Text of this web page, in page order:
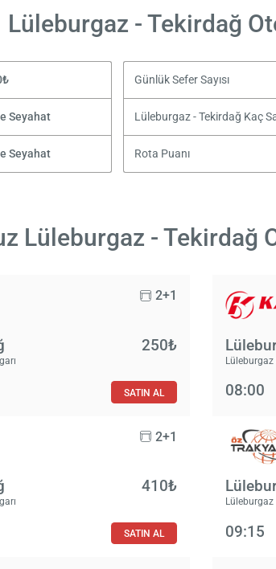
Lüleburgaz - Tekirdağ
Günlük Sefer Sayısı
Seyahat Lüleburgaz - Tekirdağ Kaç
Seyahat Rota Puanı
Lüleburgaz - Tekirdağ
2+1
250₺
SATIN AL
Lüleburgaz
08:00
2+1
410₺
SATIN AL
Lüleburgaz
09:15